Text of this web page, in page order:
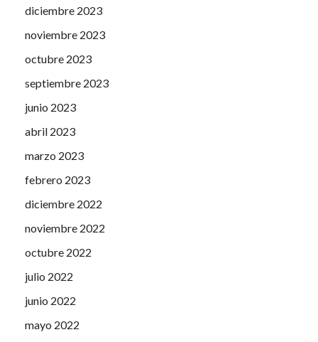
diciembre 2023
noviembre 2023
octubre 2023
septiembre 2023
junio 2023
abril 2023
marzo 2023
febrero 2023
diciembre 2022
noviembre 2022
octubre 2022
julio 2022
junio 2022
mayo 2022